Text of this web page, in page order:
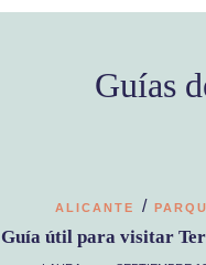
Guías
ALICANTE /
Guía útil para visitar